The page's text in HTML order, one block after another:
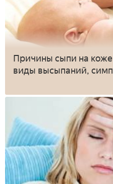
Причины сыпи на
виды высыпаний,